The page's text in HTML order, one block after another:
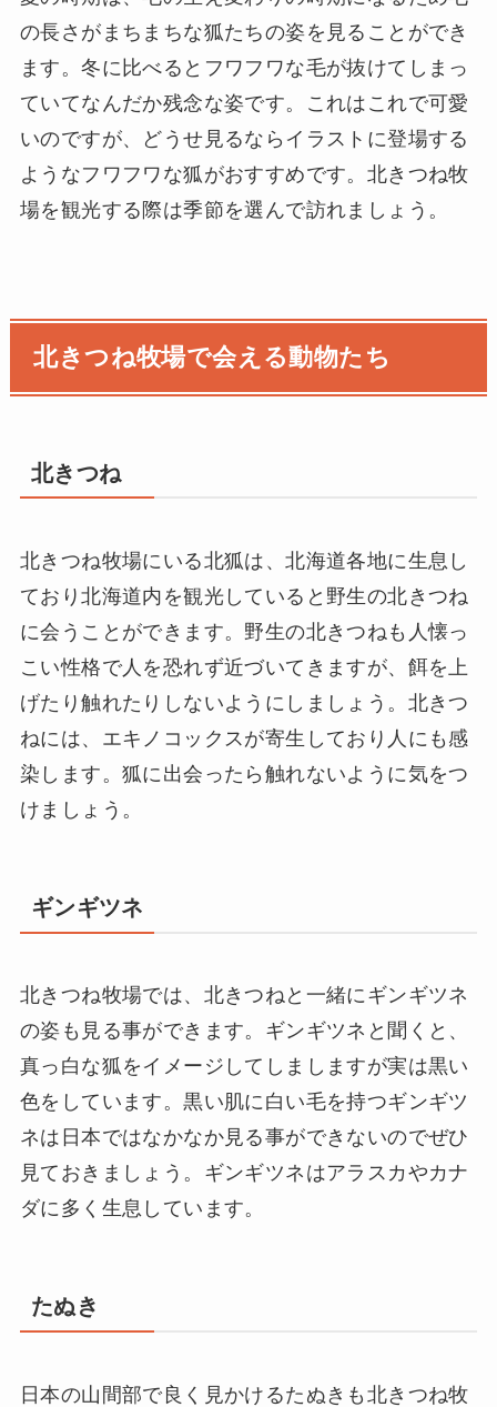
の長さがまちまちな狐たちの姿を見ることができ
ます。冬に比べるとフワフワな毛が抜けてしまっ
ていてなんだか残念な姿です。これはこれで可愛
いのですが、どうせ見るならイラストに登場する
ようなフワフワな狐がおすすめです。北きつね牧
場を観光する際は季節を選んで訪れましょう。
北きつね牧場で会える動物たち
北きつね
北きつね牧場にいる北狐は、北海道各地に生息し
ており北海道内を観光していると野生の北きつね
に会うことができます。野生の北きつねも人懐っ
こい性格で人を恐れず近づいてきますが、餌を上
げたり触れたりしないようにしましょう。北きつ
ねには、エキノコックスが寄生しており人にも感
染します。狐に出会ったら触れないように気をつ
けましょう。
ギンギツネ
北きつね牧場では、北きつねと一緒にギンギツネ
の姿も見る事ができます。ギンギツネと聞くと、
真っ白な狐をイメージしてしましますが実は黒い
色をしています。黒い肌に白い毛を持つギンギツ
ネは日本ではなかなか見る事ができないのでぜひ
見ておきましょう。ギンギツネはアラスカやカナ
ダに多く生息しています。
たぬき
日本の山間部で良く見かけるたぬきも北きつね牧